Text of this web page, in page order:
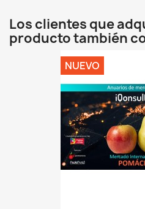
Los clientes que
producto también
NUEVO